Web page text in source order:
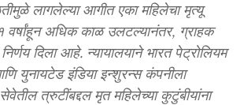
लागलेल्या आगीत एका महिलेचा मृत्यू
वर्षांहून अधिक काळ उलटल्यानंतर, ग्राहक
दिला आहे. न्यायालयाने भारत पेट्रोलियम
युनायटेड इंडिया इन्शुरन्स कंपनीला
त्रुटींबद्दल मृत महिलेच्या कुटुंबीयांना